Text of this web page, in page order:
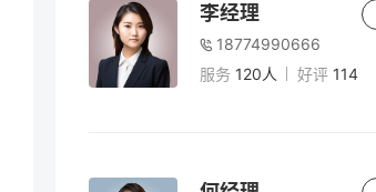
李经理
18774990666
服务 120人 好评 114